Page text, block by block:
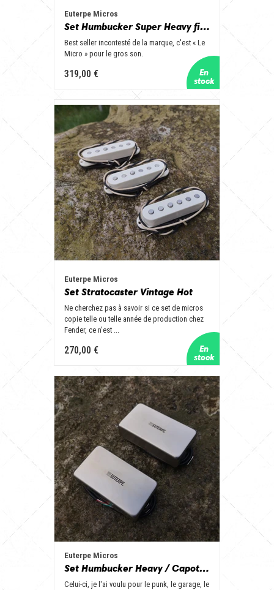
Euterpe Micros
Set Humbucker Super Heavy finition éclaboussures de sang
Best seller incontesté de la marque, c'est « Le
Micro » pour le gros son.
319,00 €
Euterpe Micros
Set Stratocaster Vintage Hot
Ne cherchez pas à savoir si ce set de micros
copie telle ou telle année de production chez
Fender, ce n'est ...
270,00 €
Euterpe Micros
Set Humbucker Heavy / Capots pleins brossés
Celui-ci, je l'ai voulu pour le punk, le garage, le